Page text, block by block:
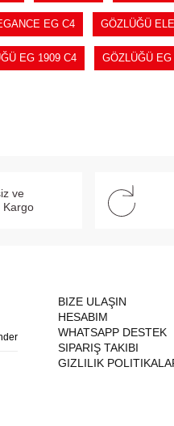
EG C4 GÖZLÜĞÜ
EG 1909 C4 GÖZLÜĞÜ EG
ve
Kargo
BIZE ULAŞIN
HESABIM
WHATSAPP DESTEK
SIPARIŞ TAKIBI
GIZLILIK